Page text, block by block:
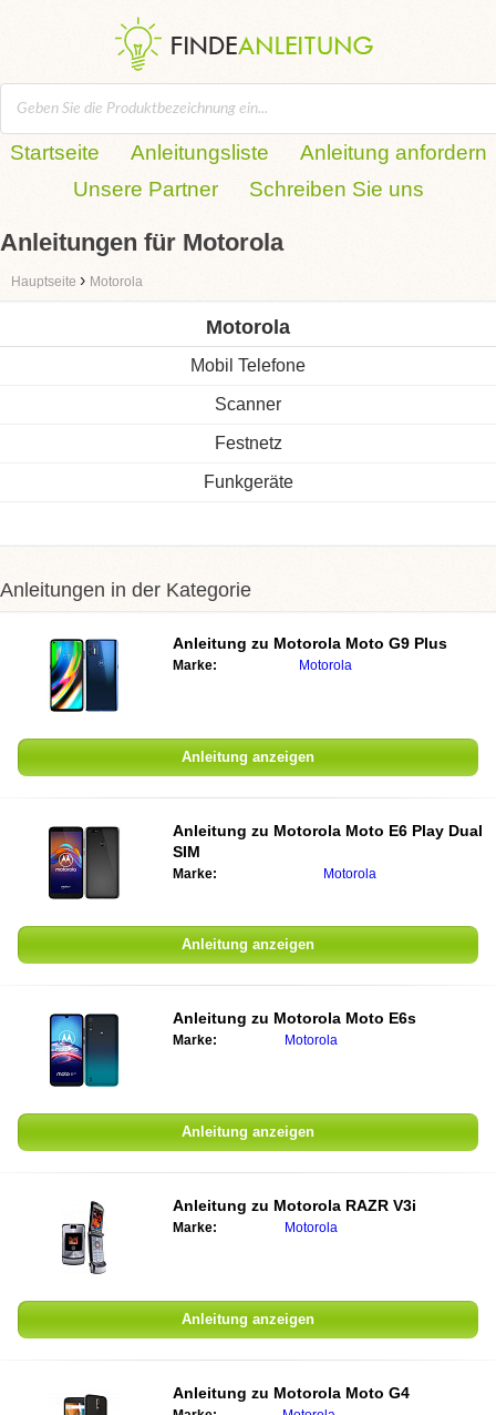
Startseite Anleitungsliste
Anleitung anfordern
Unsere Partner
Schreiben Sie uns
Anleitungen für Motorola
Hauptseite › Motorola
Motorola
Mobil Telefone
Scanner
Festnetz
Funkgeräte
Anleitungen in der Kategorie
Anleitung zu Motorola Moto G9 Plus
Marke: Motorola
Anleitung anzeigen
Anleitung zu Motorola Moto E6 Play Dual
SIM
Marke: Motorola
Anleitung anzeigen
Anleitung zu Motorola Moto E6s
Marke: Motorola
Anleitung anzeigen
Anleitung zu Motorola RAZR V3i
Marke: Motorola
Anleitung anzeigen
Anleitung zu Motorola Moto G4